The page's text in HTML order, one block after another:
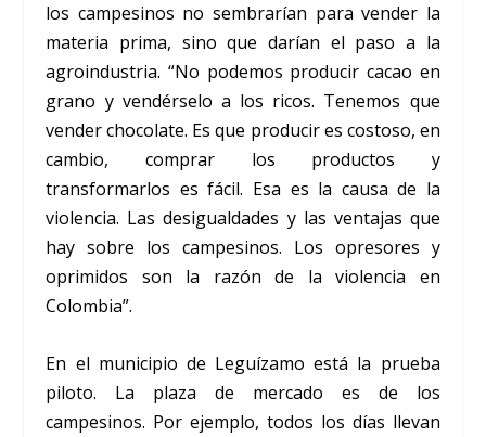
los campesinos no sembrarían para vender la
materia prima, sino que darían el paso a la
agroindustria. “No podemos producir cacao en
grano y vendérselo a los ricos. Tenemos que
vender chocolate. Es que producir es costoso, en
cambio, comprar los productos y
transformarlos es fácil. Esa es la causa de la
violencia. Las desigualdades y las ventajas que
hay sobre los campesinos. Los opresores y
oprimidos son la razón de la violencia en
Colombia”.
En el municipio de Leguízamo está la prueba
piloto. La plaza de mercado es de los
campesinos. Por ejemplo, todos los días llevan